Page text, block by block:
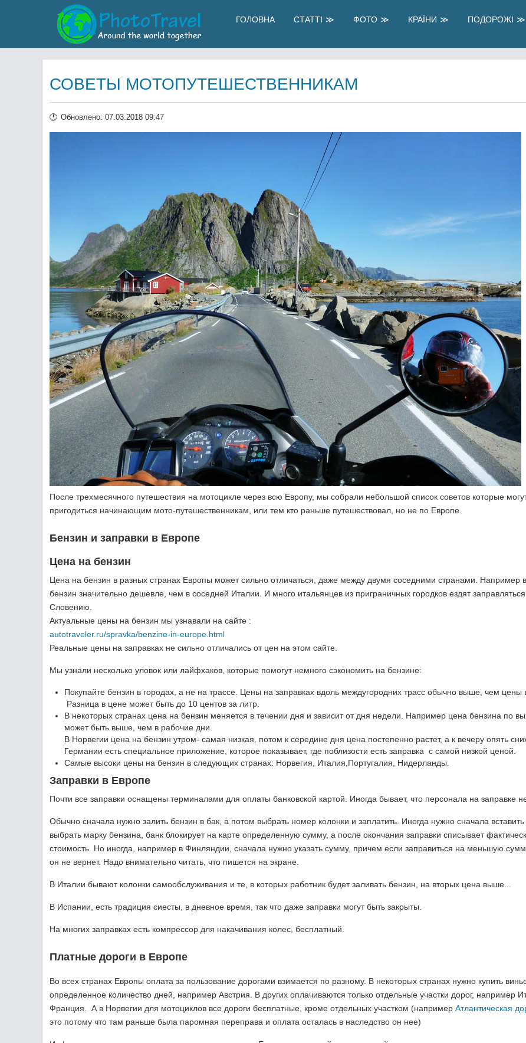
ГОЛОВНА СТАТТІ ФОТО КРАЇНИ ПОДОРОЖІ
СОВЕТЫ МОТОПУТЕШЕСТВЕННИКАМ
Обновлено: 07.03.2018 09:47
После трехмесячного путешествия на мотоцикле через всю Европу, мы собрали небольшой список советов которые
пригодиться начинающим мото-путешественникам, или тем кто раньше путешествовал, но не по Европе.
Бензин и заправки в Европе
Цена на бензин
Цена на бензин в разных странах Европы может сильно отличаться, даже между двумя соседними странами. Например
бензин значительно дешевле, чем в соседней Италии. И много итальянцев из приграничных городков ездят
Словению.
Актуальные цены на бензин мы узнавали на сайте :
autotraveler.ru/spravka/benzine-in-europe.html
Реальные цены на заправках не сильно отличались от цен на этом сайте.
Мы узнали несколько уловок или лайфхаков, которые помогут немного сэкономить на бензине:
Покупайте бензин в городах, а не на трассе. Цены на заправках вдоль междугородних трасс обычно выше, чем цены
Разница в цене может быть до 10 центов за литр.
В некоторых странах цена на бензин меняется в течении дня и зависит от дня недели. Например цена бензина по
может быть выше, чем в рабочие дни.
В Норвегии цена на бензин утром- самая низкая, потом к середине дня цена постепенно растет, а к вечеру опять
Германии есть специальное приложение, которое показывает, где поблизости есть заправка с самой низкой ценой.
Самые высоки цены на бензин в следующих странах: Норвегия, Италия,Португалия, Нидерланды.
Заправки в Европе
Почти все заправки оснащены терминалами для оплаты банковской картой. Иногда бывает, что персонала на заправке
Обычно сначала нужно залить бензин в бак, а потом выбрать номер колонки и заплатить. Иногда нужно сначала вставить
выбрать марку бензина, банк блокирует на карте определенную сумму, а после окончания заправки списывает
стоимость. Но иногда, например в Финляндии, сначала нужно указать сумму, причем если заправиться на меньшую
он не вернет. Надо внимательно читать, что пишется на экране.
В Италии бывают колонки самообслуживания и те, в которых работник будет заливать бензин, на вторых цена выше...
В Испании, есть традиция сиесты, в дневное время, так что даже заправки могут быть закрыты.
На многих заправках есть компрессор для накачивания колес, бесплатный.
Платные дороги в Европе
Во всех странах Европы оплата за пользование дорогами взимается по разному. В некоторых странах нужно купить
определенное количество дней, например Австрия. В других оплачиваются только отдельные участки дорог, например
Франция. А в Норвегии для мотоциклов все дороги бесплатные, кроме отдельных участком (например Атлантическая
это потому что там раньше была паромная переправа и оплата осталась в наследство он нее)